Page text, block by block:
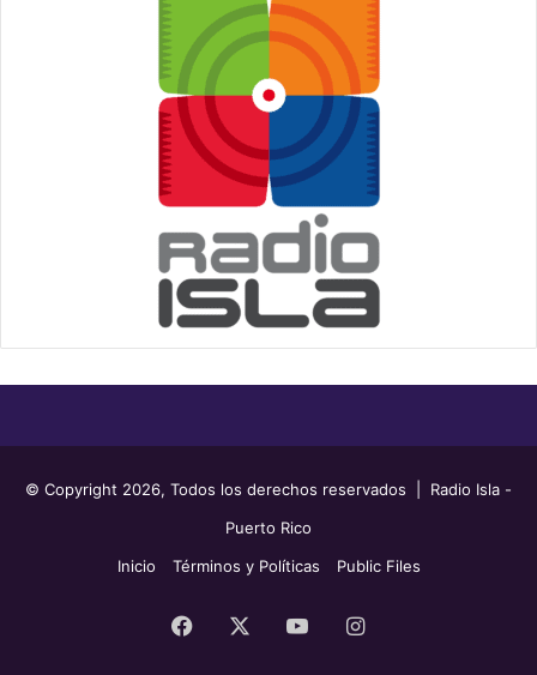
© Copyright 2026, Todos los derechos reservados | Radio Isla -
Puerto Rico
Inicio
Términos y Políticas Public Files
Facebook YouTubeInstagram